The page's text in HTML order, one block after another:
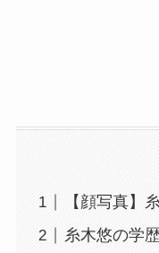
【顔写真】
糸木悠の学